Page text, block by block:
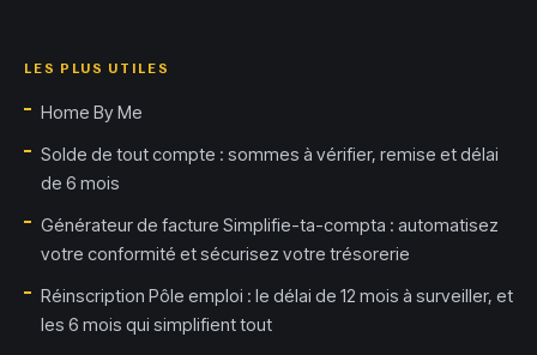
LES PLUS UTILES
Home By Me
Solde de tout compte : sommes à vérifier, remise et délai
de 6 mois
Générateur de facture Simplifie-ta-compta : automatisez
votre conformité et sécurisez votre trésorerie
Réinscription Pôle emploi : le délai de 12 mois à surveiller, et
les 6 mois qui simplifient tout